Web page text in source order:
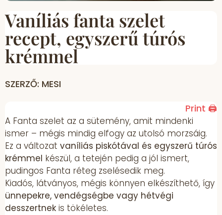
Vaníliás fanta szelet
recept, egyszerű túrós
krémmel
SZERZŐ: MESI
Print 🖨
A Fanta szelet az a sütemény, amit mindenki
ismer – mégis mindig elfogy az utolsó morzsáig.
Ez a változat vaníliás piskótával és egyszerű túrós
krémmel készül, a tetején pedig a jól ismert,
pudingos Fanta réteg zselésedik meg.
Kiadós, látványos, mégis könnyen elkészíthető, így
ünnepekre, vendégségbe vagy hétvégi
desszertnek is tökéletes.